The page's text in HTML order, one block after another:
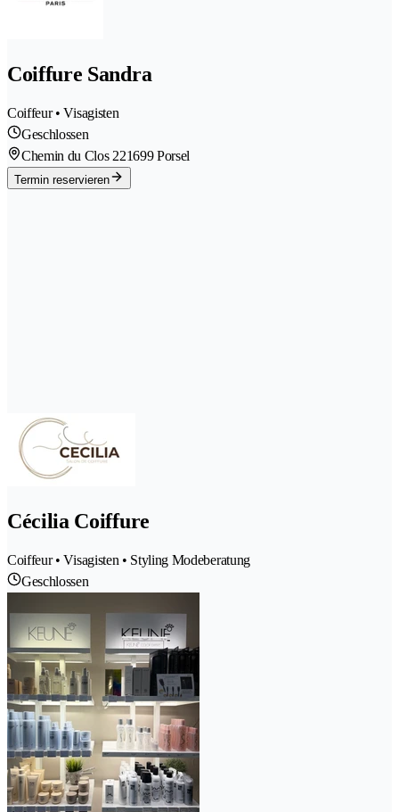
Coiffure Sandra
Coiffeur • Visagisten
Geschlossen
Chemin du Clos 221699 Porsel
Termin reservieren
Cécilia Coiffure
Coiffeur • Visagisten • Styling Modeberatung
Geschlossen